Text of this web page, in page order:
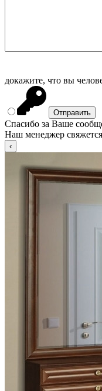
докажите, что вы
Спасибо за Ваше
Наш менеджер